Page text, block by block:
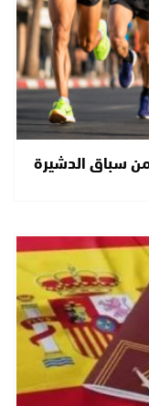
من سباق الدشيرة